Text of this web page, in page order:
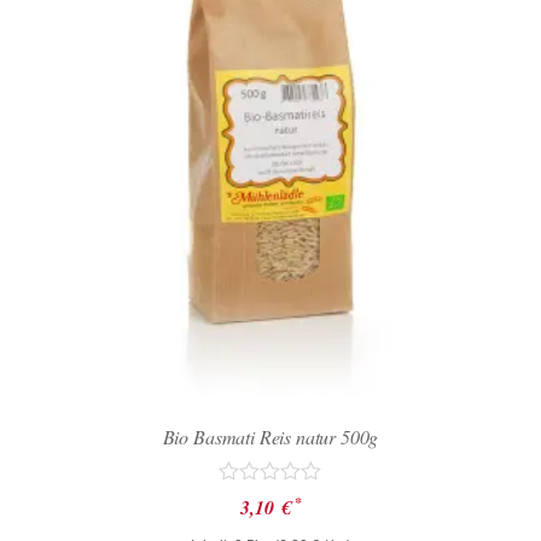
Bio Basmati Reis natur 500g
Bewertet
mit3,10 € *